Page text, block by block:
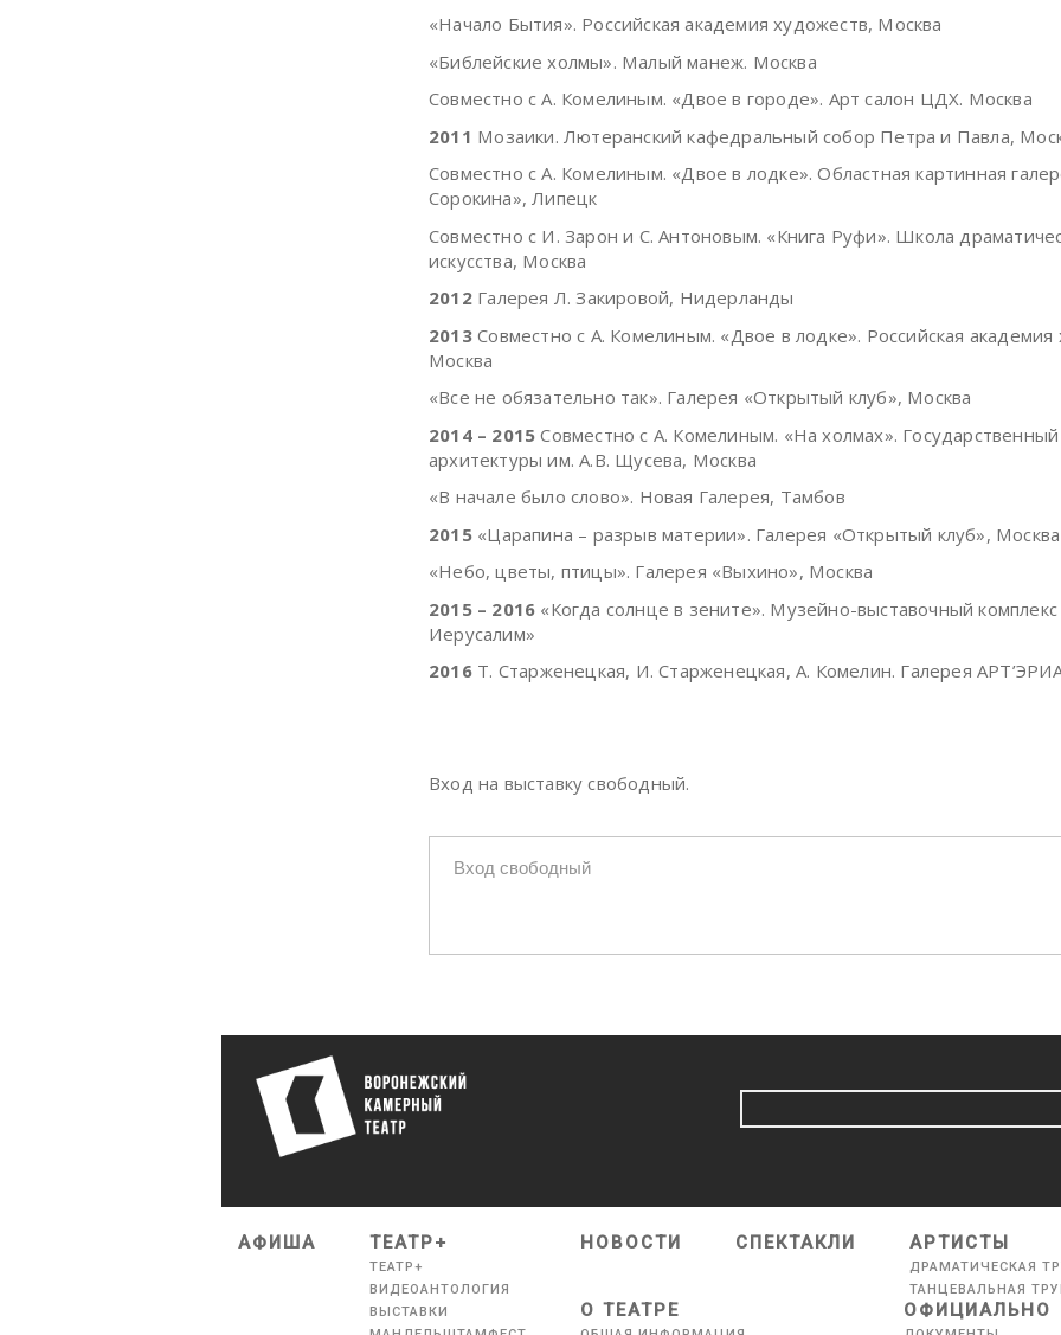
«Начало Бытия». Российская академия художеств, Москва
«Библейские холмы». Малый манеж. Москва
Совместно с А. Комелиным. «Двое в городе». Арт салон ЦДХ. Москва
2011 Мозаики. Лютеранский кафедральный собор Петра и Павла,
Совместно с А. Комелиным. «Двое в лодке». Областная картинная
Сорокина», Липецк
Совместно с И. Зарон и С. Антоновым. «Книга Руфи». Школа
искусства, Москва
2012Галерея Л. Закировой, Нидерланды
2013Совместно с А. Комелиным. «Двое в лодке». Российская академия
Москва
«Все не обязательно так». Галерея «Открытый клуб», Москва
2014 – 2015 Совместно с А. Комелиным. «На холмах».
архитектуры им. А.В. Щусева, Москва
«В начале было слово». Новая Галерея, Тамбов
2015«Царапина – разрыв материи». Галерея «Открытый клуб», Москва
«Небо, цветы, птицы». Галерея «Выхино», Москва
2015 – 2016 «Когда солнце в зените». Музейно-выставочный
Иерусалим»
2016Т. Старженецкая, И. Старженецкая, А. Комелин. Галерея
Вход на выставку свободный.
Вход свободный
АФИША ТЕАТР+
ТЕАТР+
ВИДЕОАНТОЛОГИЯ
ВЫСТАВКИ
НОВОСТИ СПЕКТАКЛИ АРТИСТЫ
ДРАМАТИЧЕСКАЯ
ТАНЦЕВАЛЬНАЯ
О ТЕАТРЕ ОФИЦИАЛЬНО